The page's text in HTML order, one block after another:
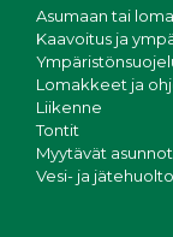
Asumaan tai
Kaavoitus ja
Lomakkeet ja
Liikenne
Tontit
Myytävät asunnot
Vesi- ja jätehuolto